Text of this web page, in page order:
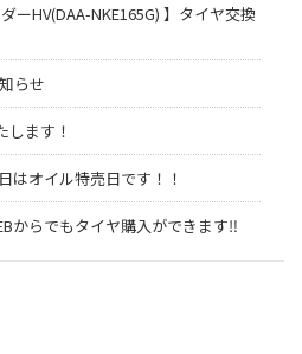
ーHV(DAA-NKE165G) 】タイヤ交換
らせ
します！
はオイル特売日です！！
からでもタイヤ購入ができます‼︎